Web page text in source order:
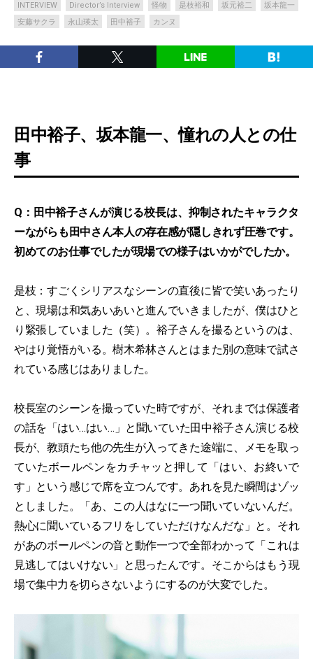
INTERVIEW Director’s Interview 怪物 是枝裕和 坂元裕二
坂本龍一
安藤サクラ
永山瑛太 田中裕子 カンヌ
田中裕子、坂本龍一、憧れの人との仕
事
Q：田中裕子さんが演じる校長は、抑制されたキャラクタ
ーながらも田中さん本人の存在感が隠しきれず圧巻です。
初めてのお仕事でしたが現場での様子はいかがでしたか。
是枝：すごくシリアスなシーンの直後に皆で笑いあったり
と、現場は和気あいあいと進んでいきましたが、僕はひと
り緊張していました（笑）。裕子さんを撮るというのは、
やはり覚悟がいる。樹木希林さんとはまた別の意味で試さ
れている感じはありました。
校長室のシーンを撮っていた時ですが、それまでは保護者
の話を「はい…はい…」と聞いていた田中裕子さん演じる校
長が、教頭たち他の先生が入ってきた途端に、メモを取っ
ていたボールペンをカチャッと押して「はい、お終いで
す」という感じで席を立つんです。あれを見た瞬間はゾッ
としました。「あ、この人はなに一つ聞いていないんだ。
熱心に聞いているフリをしていただけなんだな」と。それ
があのボールペンの音と動作一つで全部わかって「これは
見逃してはいけない」と思ったんです。そこからはもう現
場で集中力を切らさないようにするのが大変でした。